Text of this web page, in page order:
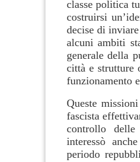
classe politica
costruirsi
decise di
alcuni ambiti
generale della
città e strutture
funzionamento
Queste
fascista
controllo
interessò
periodo